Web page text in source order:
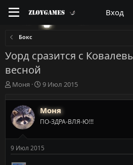
Вход
Бокс
Уорд сразится с
весной
А
т
о
р
е
м
ы
Моня
Д
т
а
н
ч
а
л
9 Июл 2015
Моня
ПО-ЗДРА-ВЛЯ-Ю!!!
9 Июл 2015